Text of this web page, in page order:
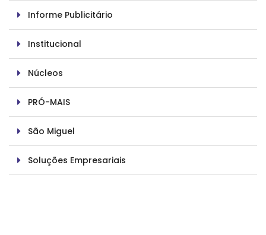
Informe Publicitário
Institucional
Núcleos
PRÓ-MAIS
São Miguel
Soluções Empresariais